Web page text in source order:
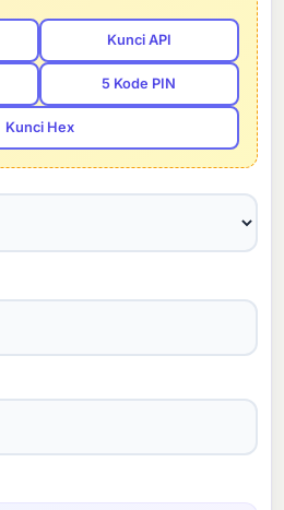
Kunci API
5 Kode PIN
Kunci Hex